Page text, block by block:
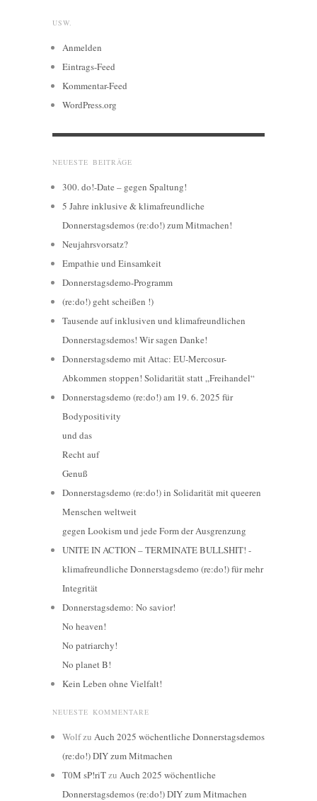
USW.
Anmelden
Eintrags-Feed
Kommentar-Feed
WordPress.org
NEUESTE BEITRÄGE
300. do!-Date – gegen Spaltung!
5 Jahre inklusive & klimafreundliche
Donnerstagsdemos (re:do!) zum Mitmachen!
Neujahrsvorsatz?
Empathie und Einsamkeit
Donnerstagsdemo-Programm
(re:do!) geht scheißen !)
Tausende auf inklusiven und klimafreundlichen
Donnerstagsdemos! Wir sagen Danke!
Donnerstagsdemo mit Attac: EU-Mercosur-
Abkommen stoppen! Solidarität statt „Freihandel“
Donnerstagsdemo (re:do!) am 19. 6. 2025 für
Bodypositivity
und das
Recht auf
Genuß
Donnerstagsdemo (re:do!) in Solidarität mit queeren
Menschen weltweit
gegen Lookism und jede Form der Ausgrenzung
UNITE IN ACTION – TERMINATE BULLSHIT! -
klimafreundliche Donnerstagsdemo (re:do!) für mehr
Integrität
Donnerstagsdemo: No savior!
No heaven!
No patriarchy!
No planet B!
Kein Leben ohne Vielfalt!
NEUESTE KOMMENTARE
Wolfzu Auch 2025 wöchentliche Donnerstagsdemos
(re:do!) DIY zum Mitmachen
T0M sP!riTzu Auch 2025 wöchentliche
Donnerstagsdemos (re:do!) DIY zum Mitmachen